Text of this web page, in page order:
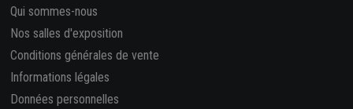
Qui sommes-nous
Nos salles d'exposition
Conditions générales de vente
Informations légales
Données personnelles